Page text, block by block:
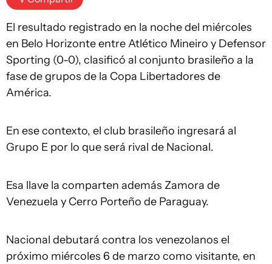
El resultado registrado en la noche del miércoles
en Belo Horizonte entre Atlético Mineiro y Defensor
Sporting (0-0), clasificó al conjunto brasileño a la
fase de grupos de la Copa Libertadores de
América.
En ese contexto, el club brasileño ingresará al
Grupo E por lo que será rival de Nacional.
Esa llave la comparten además Zamora de
Venezuela y Cerro Porteño de Paraguay.
Nacional debutará contra los venezolanos el
próximo miércoles 6 de marzo como visitante, en